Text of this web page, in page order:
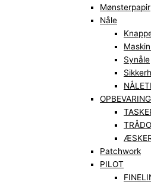
Mønsterpapir
Nåle
Synåle
OPBEVARING
Patchwork
PILOT